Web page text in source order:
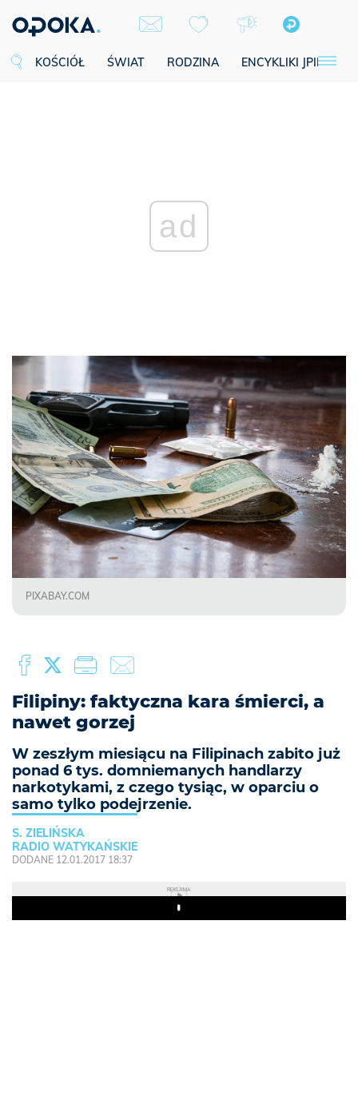
KOŚCIÓŁ ŚWIAT RODZINA ENCYKLIKI JPII
ad
PIXABAY.COM
Filipiny: faktyczna kara śmierci, a
nawet gorzej
W zeszłym miesiącu na Filipinach zabito już
ponad 6 tys. domniemanych handlarzy
narkotykami, z czego tysiąc, w oparciu o
samo tylko podejrzenie.
S. ZIELIŃSKA
RADIO WATYKAŃSKIE
DODANE 12.01.2017 18:37
REKLAMA
Play